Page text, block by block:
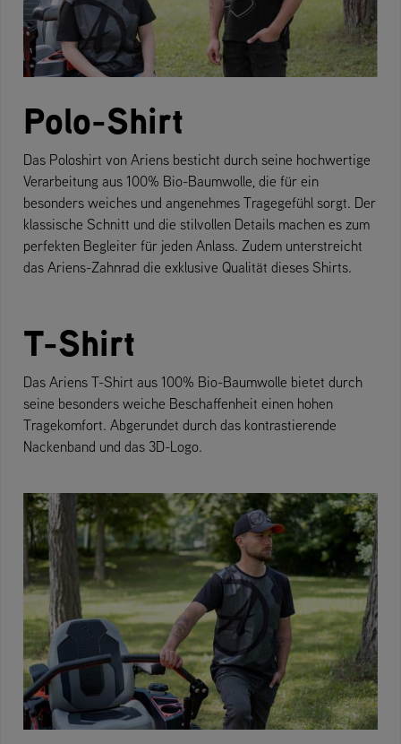
Polo-Shirt
Das Poloshirt von Ariens besticht durch seine hochwertige
Verarbeitung aus 100% Bio-Baumwolle, die für ein
besonders weiches und angenehmes Tragegefühl sorgt. Der
klassische Schnitt und die stilvollen Details machen es zum
perfekten Begleiter für jeden Anlass. Zudem unterstreicht
das Ariens-Zahnrad die exklusive Qualität dieses Shirts.
T-Shirt
Das Ariens T-Shirt aus 100% Bio-Baumwolle bietet durch
seine besonders weiche Beschaffenheit einen hohen
Tragekomfort. Abgerundet durch das kontrastierende
Nackenband und das 3D-Logo.